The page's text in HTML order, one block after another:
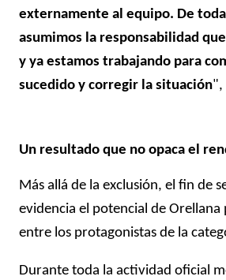
externamente al equipo. De
asumimos la responsabilidad
y ya estamos trabajando para
sucedido y corregir la situación",
Un resultado que no opaca el
Más allá de la exclusión, el fin de
evidencia el potencial de
entre los protagonistas de la
Durante toda la actividad oficial